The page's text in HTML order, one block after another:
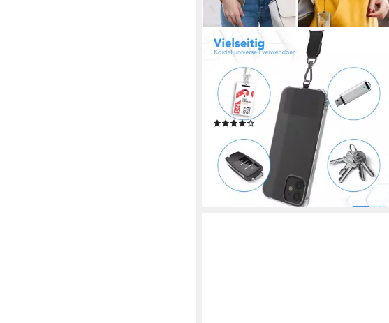
EAZY CASE
Handykette Universal Handykette mit
Breitband, Case für Unterwegs
Festival Handyband mit jeder Hülle
abnehmbar Grau
28,99 €
-35%
lieferbar - in 2-3 Werktagen bei dir
+3